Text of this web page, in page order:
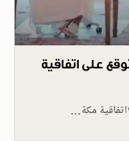
على اتفاقية
مكة…